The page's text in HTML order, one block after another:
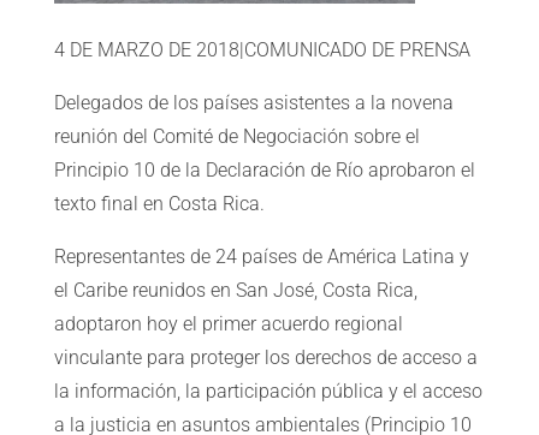
4 DE MARZO DE 2018 COMUNICADO DE PRENSA
Delegados de los países asistentes a la novena
reunión del Comité de Negociación sobre el
Principio 10 de la Declaración de Río aprobaron el
texto final en Costa Rica.
Representantes de 24 países de América Latina y
el Caribe reunidos en San José, Costa Rica,
adoptaron hoy el primer acuerdo regional
vinculante para proteger los derechos de acceso a
la información, la participación pública y el acceso
a la justicia en asuntos ambientales (Principio 10